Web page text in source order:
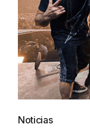
Noticias